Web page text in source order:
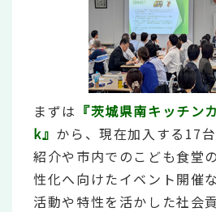
まずは 『茨城県南キッチ
k』 から、現在加入する17
紹介や市内でのこども食堂
性化へ向けたイベント開催
活動や特性を活かした社会